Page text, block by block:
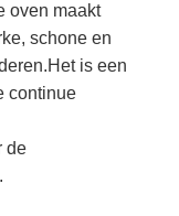
oven maakt
schone en
is een
continue
de